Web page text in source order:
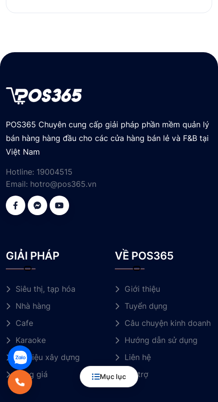
Mục lục
POS365 Chuyên cung cấp giải pháp phần mềm quản lý
bán hàng hàng đầu cho các cửa hàng bán lẻ và F&B tại
Việt Nam
Hotline: 19004515
Email: hotro@pos365.vn
GIẢI PHÁP
Siêu thị, tạp hóa
Nhà hàng
Cafe
Karaoke
Vật liệu xây dựng
Bảng giá
VỀ POS365
Giới thiệu
Tuyển dụng
Câu chuyện kinh doanh
Hướng dẫn sử dụng
Liên hệ
Hỗ trợ